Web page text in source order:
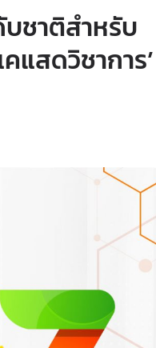
บชาติสำหรับ
สดวิชาการ